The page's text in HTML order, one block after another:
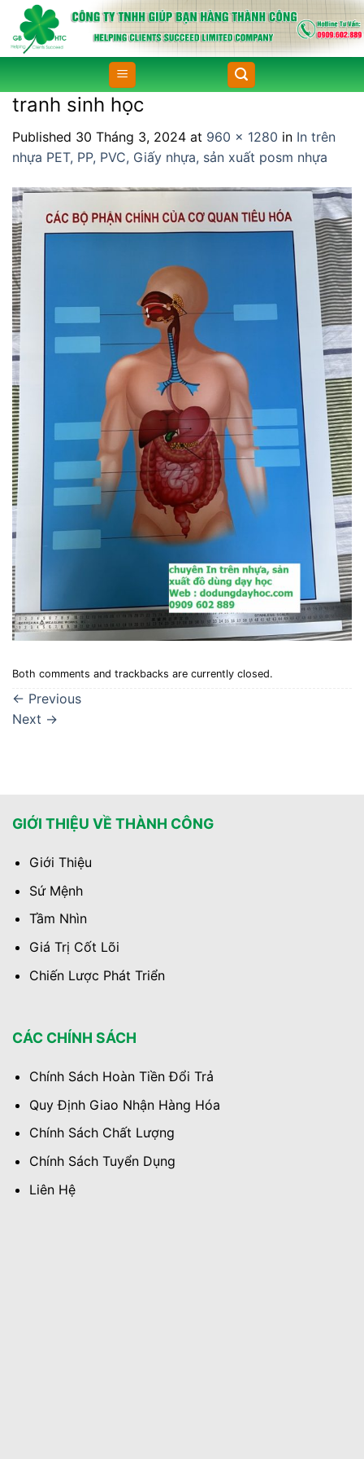
Skip
content
tranh sinh học
Published 30 Tháng 3, 2024 at 960 × 1280 in In trên
nhựa PET, PP, PVC, Giấy nhựa, sản xuất posm nhựa
Both comments and trackbacks are currently closed.
← Previous
Next →
GIỚI THIỆU VỀ THÀNH CÔNG
Giới Thiệu
Sứ Mệnh
Tầm Nhìn
Giá Trị Cốt Lõi
Chiến Lược Phát Triển
CÁC CHÍNH SÁCH
Chính Sách Hoàn Tiền Đổi Trả
Quy Định Giao Nhận Hàng Hóa
Chính Sách Chất Lượng
Chính Sách Tuyển Dụng
Liên Hệ